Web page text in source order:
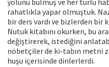
yolunu bulmuş ve her türlü
rahatlıkla yapar olmuştuk.
bir ders vardı ve bizlerden bir
Nutuk kitabını okurken, bu
değiştirerek, istediğini
nöbetçiler de ki-tabın metni
huşu içerisinde dinlerlerdi.